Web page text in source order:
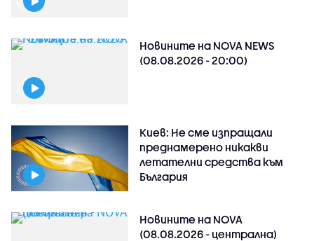
Новините на NOVA NEWS
(08.08.2026 - 20:00)
Киев: Не сме изпращали
преднамерено никакви
летателни средства към
България
Новините на NOVA
(08.08.2026 - централна)